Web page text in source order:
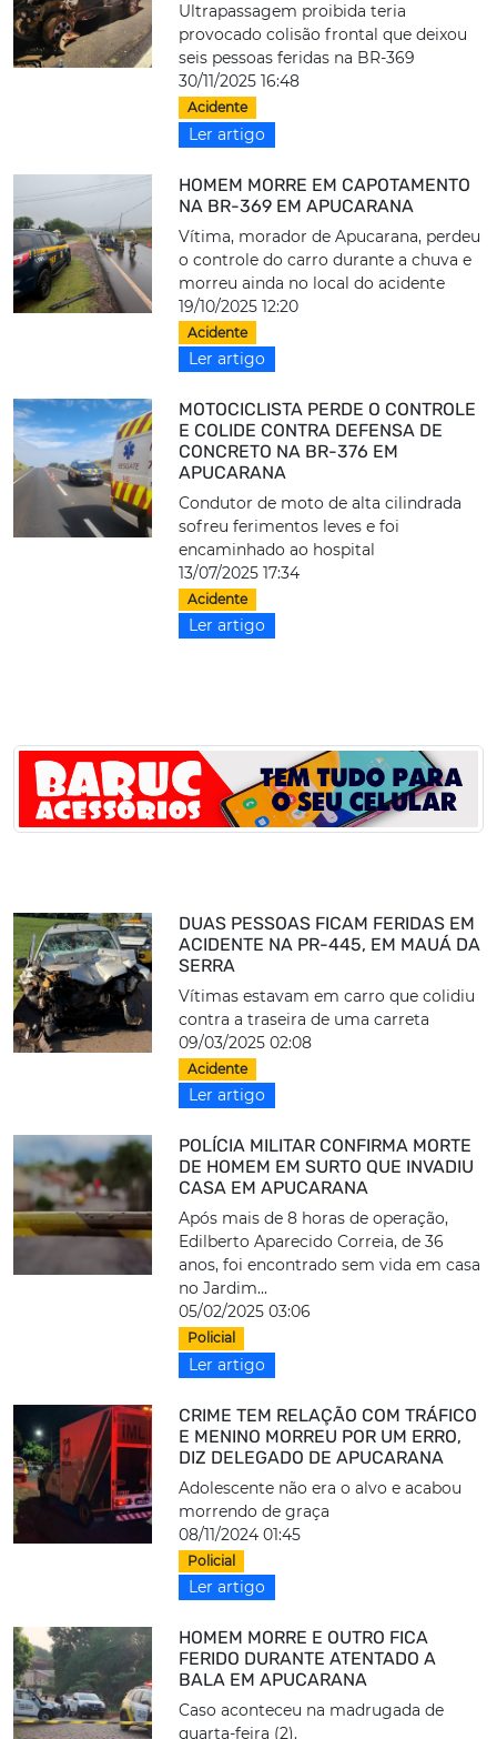
Ultrapassagem proibida teria
provocado colisão frontal que deixou
seis pessoas feridas na BR-369
30/11/2025 16:48
Acidente
Ler artigo
HOMEM MORRE EM CAPOTAMENTO
NA BR-369 EM APUCARANA
Vítima, morador de Apucarana, perdeu
o controle do carro durante a chuva e
morreu ainda no local do acidente
19/10/2025 12:20
Acidente
Ler artigo
MOTOCICLISTA PERDE O CONTROLE
E COLIDE CONTRA DEFENSA DE
CONCRETO NA BR-376 EM
APUCARANA
Condutor de moto de alta cilindrada
sofreu ferimentos leves e foi
encaminhado ao hospital
13/07/2025 17:34
Acidente
Ler artigo
DUAS PESSOAS FICAM FERIDAS EM
ACIDENTE NA PR-445, EM MAUÁ DA
SERRA
Vítimas estavam em carro que colidiu
contra a traseira de uma carreta
09/03/2025 02:08
Acidente
Ler artigo
POLÍCIA MILITAR CONFIRMA MORTE
DE HOMEM EM SURTO QUE INVADIU
CASA EM APUCARANA
Após mais de 8 horas de operação,
Edilberto Aparecido Correia, de 36
anos, foi encontrado sem vida em casa
no Jardim...
05/02/2025 03:06
Policial
Ler artigo
CRIME TEM RELAÇÃO COM TRÁFICO
E MENINO MORREU POR UM ERRO,
DIZ DELEGADO DE APUCARANA
Adolescente não era o alvo e acabou
morrendo de graça
08/11/2024 01:45
Policial
Ler artigo
HOMEM MORRE E OUTRO FICA
FERIDO DURANTE ATENTADO A
BALA EM APUCARANA
Caso aconteceu na madrugada de
quarta-feira (2).